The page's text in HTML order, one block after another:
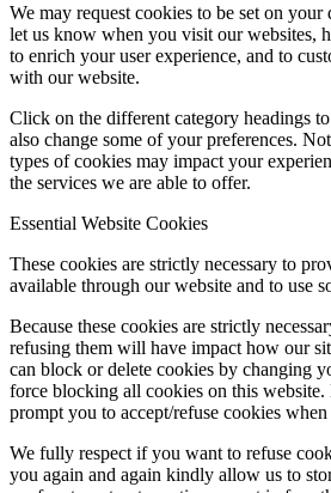
We may request cookies to be set on your
let us know when you visit our websites,
to enrich your user experience, and to
with our website.
Click on the different category headings
also change some of your preferences.
types of cookies may impact your
the services we are able to offer.
Essential Website Cookies
These cookies are strictly necessary to
available through our website and to use
Because these cookies are strictly
refusing them will have impact how our
can block or delete cookies by changing
force blocking all cookies on this
prompt you to accept/refuse cookies
We fully respect if you want to refuse
you again and again kindly allow us to